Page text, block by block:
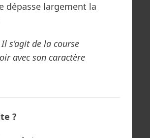
dépasse largement la
s’agit de la course
avec son caractère
?